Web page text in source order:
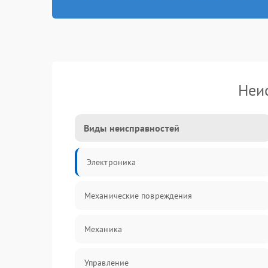
Виды неисправностей
Электроника
Механические повреждения
Механика
Управление